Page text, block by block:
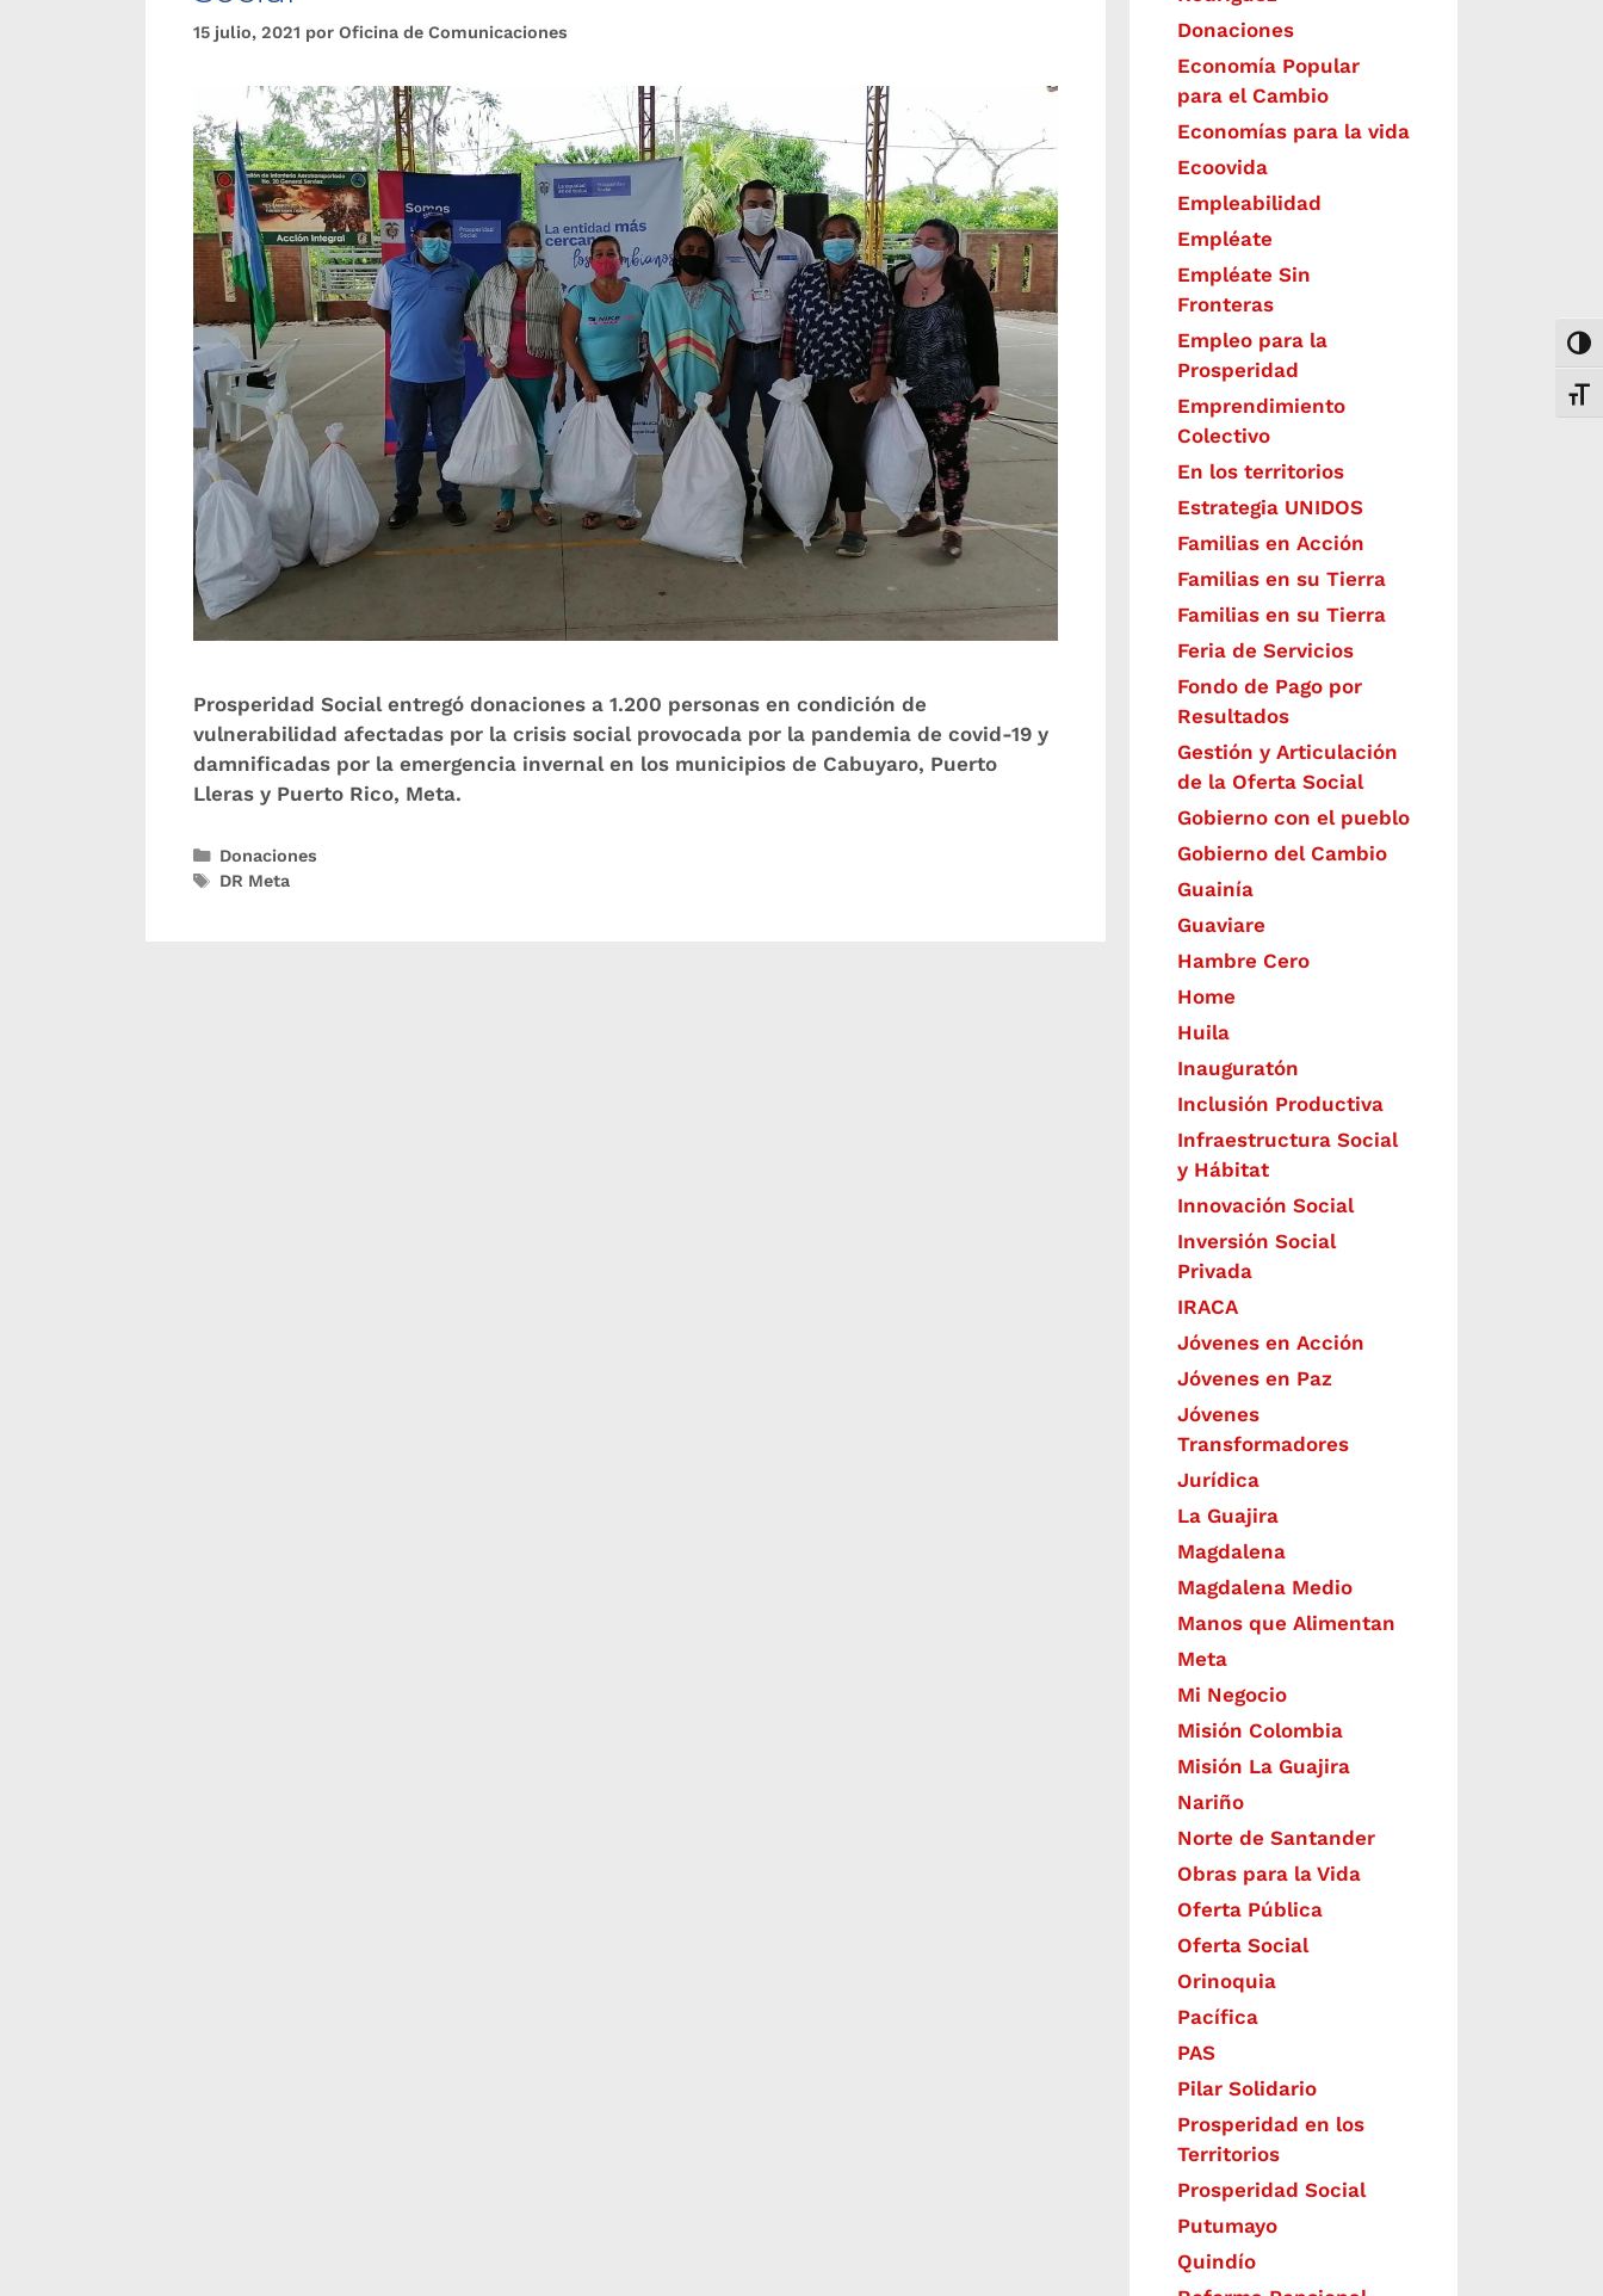
15 julio, 2021 por Oficina de Comunicaciones
Prosperidad Social entregó donaciones a 1.200 personas en condición de
vulnerabilidad afectadas por la crisis social provocada por la pandemia de covid-19 y
damnificadas por la emergencia invernal en los municipios de Cabuyaro, Puerto
Lleras y Puerto Rico, Meta.
Donaciones
DR Meta
Donaciones
Economía Popular
para el Cambio
Economías para la vida
Ecoovida
Empleabilidad
Empléate
Empléate Sin
Fronteras
Empleo para la
Prosperidad
Emprendimiento
Colectivo
En los territorios
Estrategia UNIDOS
Familias en Acción
Familias en su Tierra
Familias en su Tierra
Feria de Servicios
Fondo de Pago por
Resultados
Gestión y Articulación
de la Oferta Social
Gobierno con el pueblo
Gobierno del Cambio
Guainía
Guaviare
Hambre Cero
Home
Huila
Inauguratón
Inclusión Productiva
Infraestructura Social
y Hábitat
​Innovación Social
Inversión Social
Privada
IRACA
Jóvenes en Acción
Jóvenes en Paz
Jóvenes
Transformadores
Jurídica
La Guajira
Magdalena
Magdalena Medio
Manos que Alimentan
Meta
Mi Negocio
Misión Colombia
Misión La Guajira
Nariño
Norte de Santander
Obras para la Vida
Oferta Pública
Oferta Social​​
Orinoquia
Pacífica
PAS
Pilar Solidario
Prosperidad en los
Territorios
Prosperidad Social
Putumayo
Quindío